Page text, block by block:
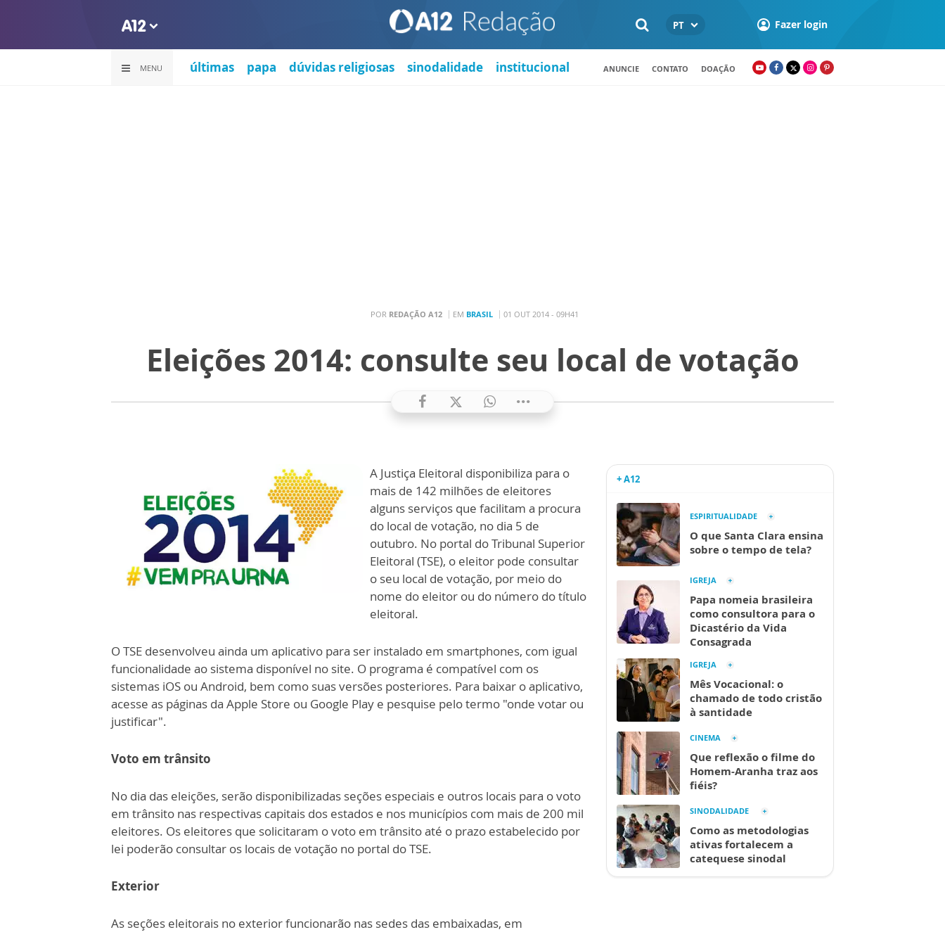
PT Fazer login
MENU últimas papa dúvidas religiosas sinodalidade institucional ANUNCIE CONTATO DOAÇÃO
POR REDAÇÃO A12 EM BRASIL 01 OUT 2014 - 09H41
Eleições 2014: consulte seu local de votação
A Justiça Eleitoral disponibiliza para o
mais de 142 milhões de eleitores
alguns serviços que facilitam a procura
do local de votação, no dia 5 de
outubro. No portal do Tribunal Superior
Eleitoral (TSE), o eleitor pode consultar
o seu local de votação, por meio do
nome do eleitor ou do número do título
eleitoral.
O TSE desenvolveu ainda um aplicativo para ser instalado em smartphones, com igual
funcionalidade ao sistema disponível no site. O programa é compatível com os
sistemas iOS ou Android, bem como suas versões posteriores. Para baixar o aplicativo,
acesse as páginas da Apple Store ou Google Play e pesquise pelo termo "onde votar ou
justificar".
Voto em trânsito
No dia das eleições, serão disponibilizadas seções especiais e outros locais para o voto
em trânsito nas respectivas capitais dos estados e nos municípios com mais de 200 mil
eleitores. Os eleitores que solicitaram o voto em trânsito até o prazo estabelecido por
lei poderão consultar os locais de votação no portal do TSE.
Exterior
As seções eleitorais no exterior funcionarão nas sedes das embaixadas, em
+ A12
ESPIRITUALIDADE
O que Santa Clara ensina
sobre o tempo de tela?
IGREJA
Papa nomeia brasileira
como consultora para o
Dicastério da Vida
Consagrada
IGREJA
Mês Vocacional: o
chamado de todo cristão
à santidade
CINEMA
Que reflexão o filme do
Homem-Aranha traz aos
fiéis?
SINODALIDADE
Como as metodologias
ativas fortalecem a
catequese sinodal